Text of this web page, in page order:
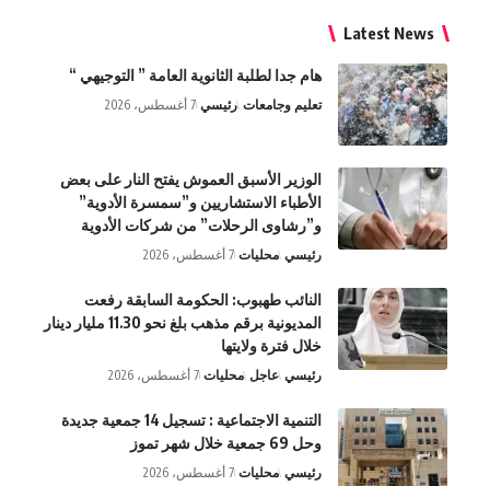
Latest
هام جدا لطلبة الثانوية العامة ” التوجيهي “
تعليم وجامعات رئيسي 7 أغسطس، 2026
الوزير الأسبق العموش يفتح النار على بعض
الأطباء الاستشاريين و”سمسرة الأدوية”
و”رشاوى الرحلات” من شركات الأدوية
رئيسي محليات 7 أغسطس، 2026
النائب طهبوب: الحكومة السابقة رفعت
المديونية برقم مذهب بلغ نحو 11.30 مليار دينار
خلال فترة ولايتها
رئيسي عاجل محليات 7 أغسطس، 2026
التنمية الاجتماعية : تسجيل 14 جمعية جديدة
وحل 69 جمعية خلال شهر تموز
رئيسي محليات 7 أغسطس، 2026